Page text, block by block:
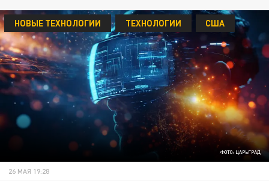
ФОТО: ЦАРЬГРАД
НОВЫЕ ТЕХНОЛОГИИ ТЕХНОЛОГИИ США
26 МАЯ 19:28